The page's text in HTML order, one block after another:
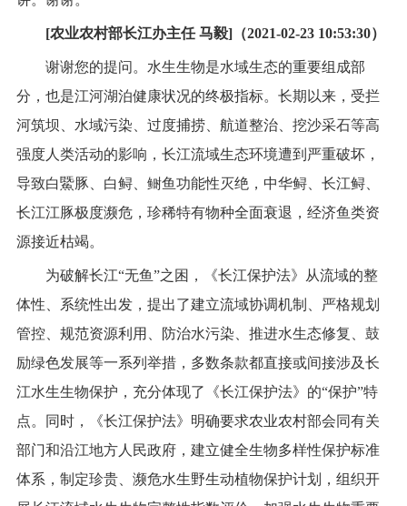
[农业农村部长江办主任 马毅]（2021-02-23 10:53:30）
谢谢您的提问。水生生物是水域生态的重要组成部
分，也是江河湖泊健康状况的终极指标。长期以来，受拦
河筑坝、水域污染、过度捕捞、航道整治、挖沙采石等高
强度人类活动的影响，长江流域生态环境遭到严重破坏，
导致白鱀豚、白鲟、鲥鱼功能性灭绝，中华鲟、长江鲟、
长江江豚极度濒危，珍稀特有物种全面衰退，经济鱼类资
源接近枯竭。
为破解长江“无鱼”之困，《长江保护法》从流域的整
体性、系统性出发，提出了建立流域协调机制、严格规划
管控、规范资源利用、防治水污染、推进水生态修复、鼓
励绿色发展等一系列举措，多数条款都直接或间接涉及长
江水生生物保护，充分体现了《长江保护法》的“保护”特
点。同时，《长江保护法》明确要求农业农村部会同有关
部门和沿江地方人民政府，建立健全生物多样性保护标准
体系，制定珍贵、濒危水生野生动植物保护计划，组织开